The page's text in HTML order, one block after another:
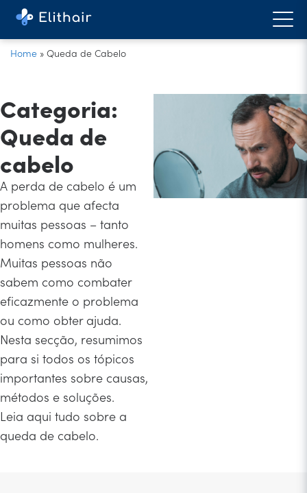
Home » Queda de Cabelo
Categoria:
Queda de
cabelo
A perda de cabelo é um
problema que afecta
muitas pessoas – tanto
homens como mulheres.
Muitas pessoas não
sabem como combater
eficazmente o problema
ou como obter ajuda.
Nesta secção, resumimos
para si todos os tópicos
importantes sobre causas,
métodos e soluções.
Leia aqui tudo sobre a
queda de cabelo.